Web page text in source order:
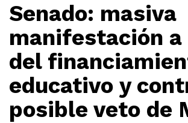
Senado: masiva
manifestación a
del
educativo y
posible veto de